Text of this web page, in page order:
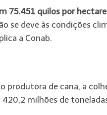
75.451 quilos por
se deve às condições
a Conab.
produtora de cana, a
milhões de